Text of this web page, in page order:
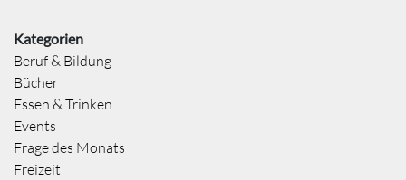
Kategorien
Beruf & Bildung
Bücher
Essen & Trinken
Events
Frage des Monats
Freizeit